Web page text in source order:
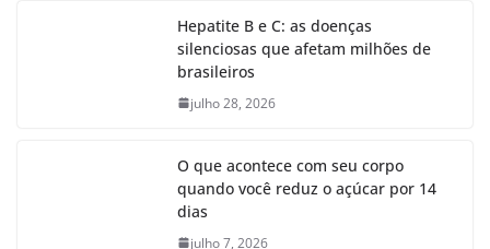
Hepatite B e C: as doenças
silenciosas que afetam milhões de
brasileiros
julho 28, 2026
O que acontece com seu corpo
quando você reduz o açúcar por 14
dias
julho 7, 2026